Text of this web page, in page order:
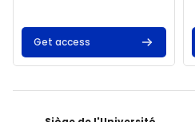
Get access